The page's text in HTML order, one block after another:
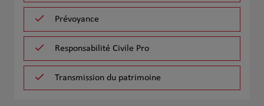
Prévoyance
Responsabilité Civile Pro
Transmission du patrimoine